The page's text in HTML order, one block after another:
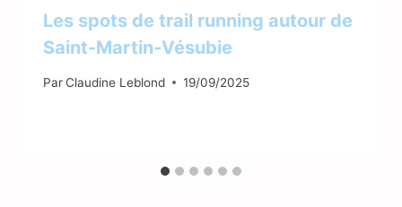
Les spots de trail running autour de
Saint-Martin-Vésubie
ParClaudine Leblond 19/09/2025